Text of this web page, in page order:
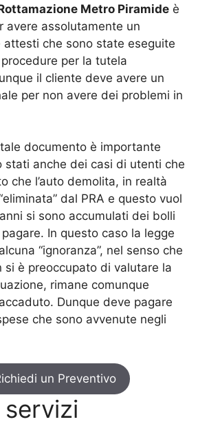
Metro Piramide è
avere assolutamente un
che sono state eseguite
per la tutela
il cliente deve avere un
per non avere dei problemi in
documento è importante
stati anche dei casi di utenti che
che l’auto demolita, in realtà
dal PRA e questo vuol
si sono accumulati dei bolli
In questo caso la legge
“ignoranza”, nel senso che
si è preoccupato di valutare la
rimane comunque
Dunque deve pagare
che sono avvenute negli
un Preventivo